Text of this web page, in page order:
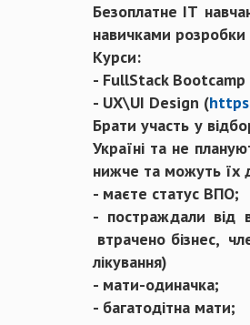
Безоплатне ІТ
навичками
Курси:
- FullStack Bootcamp
- UX\UI Design (
Брати участь у
Україні та не
нижче та можуть їх
- маєте статус ВПО;
- постраждали від
втрачено бізнес,
лікування)
- мати-одиначка;
- багатодітна мати;